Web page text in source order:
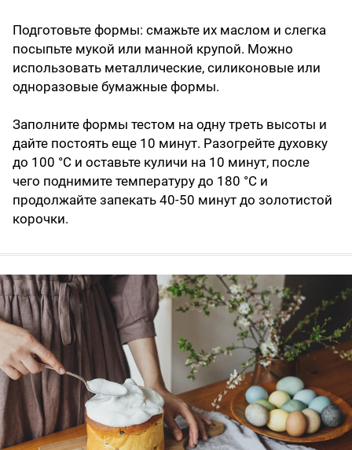
Подготовьте формы: смажьте их маслом и слегка
посыпьте мукой или манной крупой. Можно
использовать металлические, силиконовые или
одноразовые бумажные формы.
Заполните формы тестом на одну треть высоты и
дайте постоять еще 10 минут. Разогрейте духовку
до 100 °C и оставьте куличи на 10 минут, после
чего поднимите температуру до 180 °C и
продолжайте запекать 40-50 минут до золотистой
корочки.